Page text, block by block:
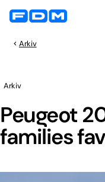
Arkiv
Peugeot
families
Arkiv